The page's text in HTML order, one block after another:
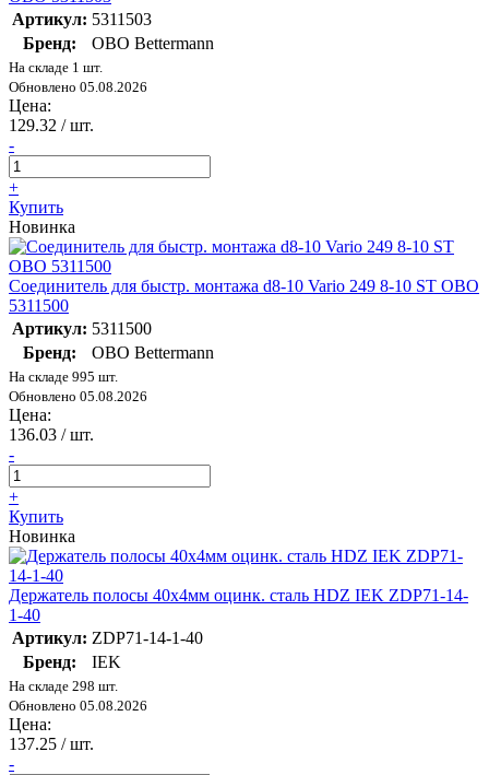
Артикул: 5311503
Бренд:
OBO Bettermann
На складе 1 шт.
Обновлено 05.08.2026
Цена:
129.32 / шт.
-
+
Купить
Новинка
Соединитель для быстр. монтажа d8-10 Vario 249 8-10 ST OBO
5311500
Артикул: 5311500
Бренд:
OBO Bettermann
На складе 995 шт.
Обновлено 05.08.2026
Цена:
136.03 / шт.
-
+
Купить
Новинка
Держатель полосы 40х4мм оцинк. сталь HDZ IEK ZDP71-14-
1-40
Артикул: ZDP71-14-1-40
Бренд:
IEK
На складе 298 шт.
Обновлено 05.08.2026
Цена:
137.25 / шт.
-